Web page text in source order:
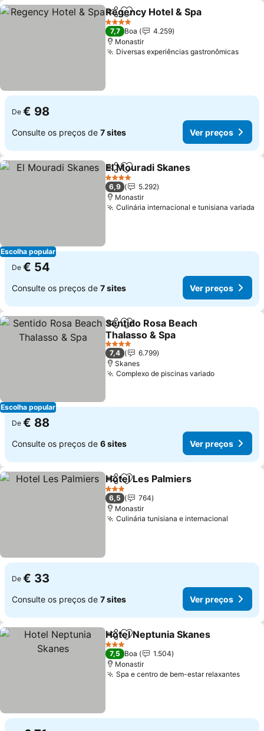
PartilharAdicionar aos favoritos
Regency Hotel & Spa
4 Estrelas
7,7 Boa
4.259
Monastir
Diversas experiências gastronômicasVer
De € 98
Consulte os preços de 7 sites Ver preços
Escolha popular
PartilharAdicionar aos favoritos
El Mouradi Skanes
4 Estrelas
6,9
5.292
Monastir
Culinária internacional e tunisiana variada
De € 54
Consulte os preços de 7 sites Ver preços
Escolha popular
PartilharAdicionar aos favoritos
Sentido Rosa Beach
Thalasso & Spa
Ver preços
4 Estrelas
7,4
6.799
Skanes
Complexo de piscinas variadoVer preços
De € 88
Consulte os preços de 6 sites Ver preços
PartilharAdicionar aos favoritos
Hotel Les Palmiers
3 Estrelas
6,5
764
Monastir
Culinária tunisiana e internacional
De € 33
Consulte os preços de 7 sites Ver preços
PartilharAdicionar aos favoritos
Hotel Neptunia Skanes
3 Estrelas
7,5 Boa
1.504
Monastir
Spa e centro de bem-estar relaxantesVer